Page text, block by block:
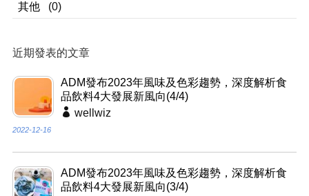
其他
(0)
近期發表的文章
ADM發布2023年風味及色彩趨勢，深度解析食
品飲料4大發展新風向(4/4)
wellwiz
2022-12-16
ADM發布2023年風味及色彩趨勢，深度解析食
品飲料4大發展新風向(3/4)